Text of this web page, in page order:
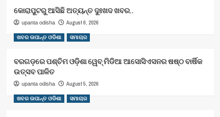
କୋରାପୁଟରୁ ଆସିଛି ଅତ୍ୟନ୍ତ ଦୁଃଖଦ ଖବର..
upanta odisha August 6, 2026
ଖବର ଉପାନ୍ତ ଓଡିଶା ସମାଚାର
ବରଗଡ଼ରେ ପଶ୍ଚିମ ଓଡ଼ିଶା ୱେବ୍ ମିଡିଆ ଆସୋସିଏସନର ଷଷ୍ଠ ବାର୍ଷିକ
ଉତ୍ସବ ପାଳିତ
upanta odisha August 5, 2026
ଖବର ଉପାନ୍ତ ଓଡିଶା ସମାଚାର